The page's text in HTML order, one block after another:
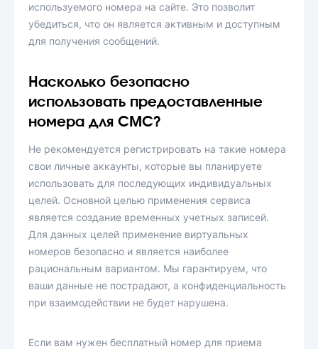
используемого номера на сайте. Это позволит
убедиться, что он является активным и доступным
для получения сообщений.
Насколько безопасно
использовать предоставленные
номера для СМС?
Не рекомендуется регистрировать на такие номера
свои личные аккаунты, которые вы планируете
использовать для последующих индивидуальных
целей. Основной целью применения сервиса
является создание временных учетных записей.
Для данных целей применение виртуальных
номеров безопасно и является наиболее
рациональным вариантом. Мы гарантируем, что
ваши данные не пострадают, а конфиденциальность
при взаимодействии не будет нарушена.
Если вам нужен бесплатный номер для приема